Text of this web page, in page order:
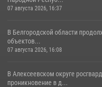
07 августа 2026, 16:37
В Белгородской области
объектов...
07 августа 2026, 16:08
В Алексеевском округе
проникновение в д...